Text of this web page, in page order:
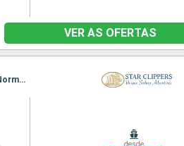
VER AS OFERTAS
Itinerário : Philippsburg, Road Bay, Jost Van Dyke, Sopers Hole, Canal de St. Francis Drake, Norman Island, Spanish Town, Ilhas Virgens, Gustavia, Basseterre (St Kitts), South Friar s (praia), Philippsburg
desde